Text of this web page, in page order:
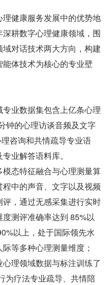
健康服务发展中的优势地
耕数字心理健康领域，围
对话技术两大方向，构建
体技术为核心的专业壁
业数据集包含上亿条心理
钟的心理访谈音频及文字
咨询和共情疏导专业语
业解答语料库。
态特征融合与心理测量算
中的声音、文字以及视频
，通过无感采集进行实时
测评准确率达到 85%以
以上，处于国际领先水
等多种心理测量维度；
理领域数据与标注训练了
为疗法专业疏导、共情陪